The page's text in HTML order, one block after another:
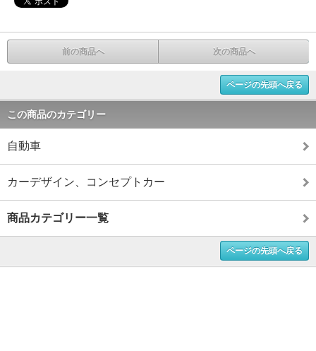
前の商品へ 次の商品へ
ページの先頭へ戻る
この商品のカテゴリー
自動車
カーデザイン、コンセプトカー
商品カテゴリー一覧
ページの先頭へ戻る